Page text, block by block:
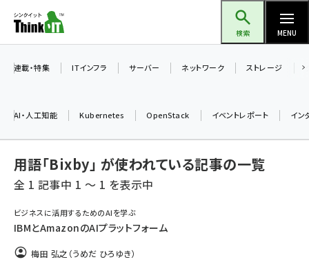
ン
ツ
検索 MENU
ai (2508)
加藤銘のチーム貢献～仲間と築いた勝利の絆～ (2329)
iot女子会 (2295)
北海道をのんびり旅する晴山佳須夫のヒント集！ (2050)
drupal (1966)
連載・特集 ITインフラ サーバー ネットワーク ストレージ
AI・人工知能 Kubernetes OpenStack イベントレポート イン
用語「Bixby」 が使われている記事の一覧
全 1 記事中 1 ～ 1 を表示中
ビジネスに活用するためのAIを学ぶ
IBMとAmazonのAIプラットフォーム
梅田 弘之（うめだ ひろゆき）